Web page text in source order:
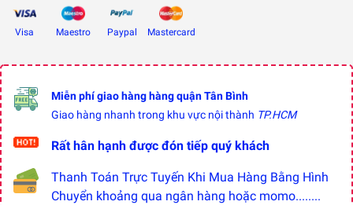
Visa Maestro Paypal Mastercard
Miễn phí giao hàng hàng quận Tân Bình
Giao hàng nhanh trong khu vực nội thành TP.HCM
Rất hân hạnh được đón tiếp quý khách
Thanh Toán Trực Tuyến Khi Mua Hàng Bằng Hình
Chuyển khoảng qua ngân hàng hoặc momo........